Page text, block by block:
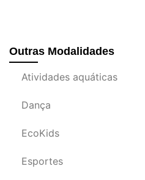
Outras Modalidades
Atividades aquáticas
Dança
EcoKids
Esportes